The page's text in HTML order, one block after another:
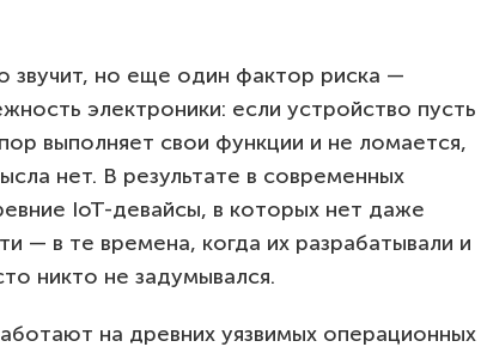
звучит, но еще один фактор риска —
электроники: если устройство пусть
выполняет свои функции и не ломается,
нет. В результате в современных
IoT-девайсы, в которых нет даже
— в те времена, когда их разрабатывали и
никто не задумывался.
на древних уязвимых операционных